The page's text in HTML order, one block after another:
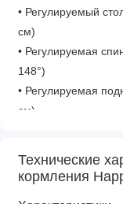
• Регулируемый
см)
• Регулируемая
148°)
• Регулируемая
см)
• Тип ремней
Технические
кормления